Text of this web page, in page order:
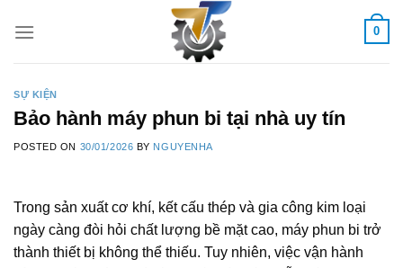
0
SỰ KIỆN
Bảo hành máy phun bi tại nhà uy tín
POSTED ON 30/01/2026 BY NGUYENHA
Trong sản xuất cơ khí, kết cấu thép và gia công kim loại
ngày càng đòi hỏi chất lượng bề mặt cao, máy phun bi trở
thành thiết bị không thể thiếu. Tuy nhiên, việc vận hành